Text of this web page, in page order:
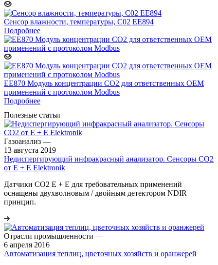
Сенсор влажности, температуры, C02 EE894
Подробнее
EE870 Модуль концентрации СО2 для ответственных ОЕМ
применений с протоколом Modbus
Подробнее
Полезные статьи
Газоанализ —
13 августа 2019
Недиспергирующий инфракрасный анализатор. Сенсоры CO2
от E + E Elektronik
Датчики CO2 E + E для требовательных применений
оснащены двухволновым / двойным детектором NDIR
принцип.
Отрасли промышленности —
6 апреля 2016
Автоматизация теплиц, цветочных хозяйств и оранжерей